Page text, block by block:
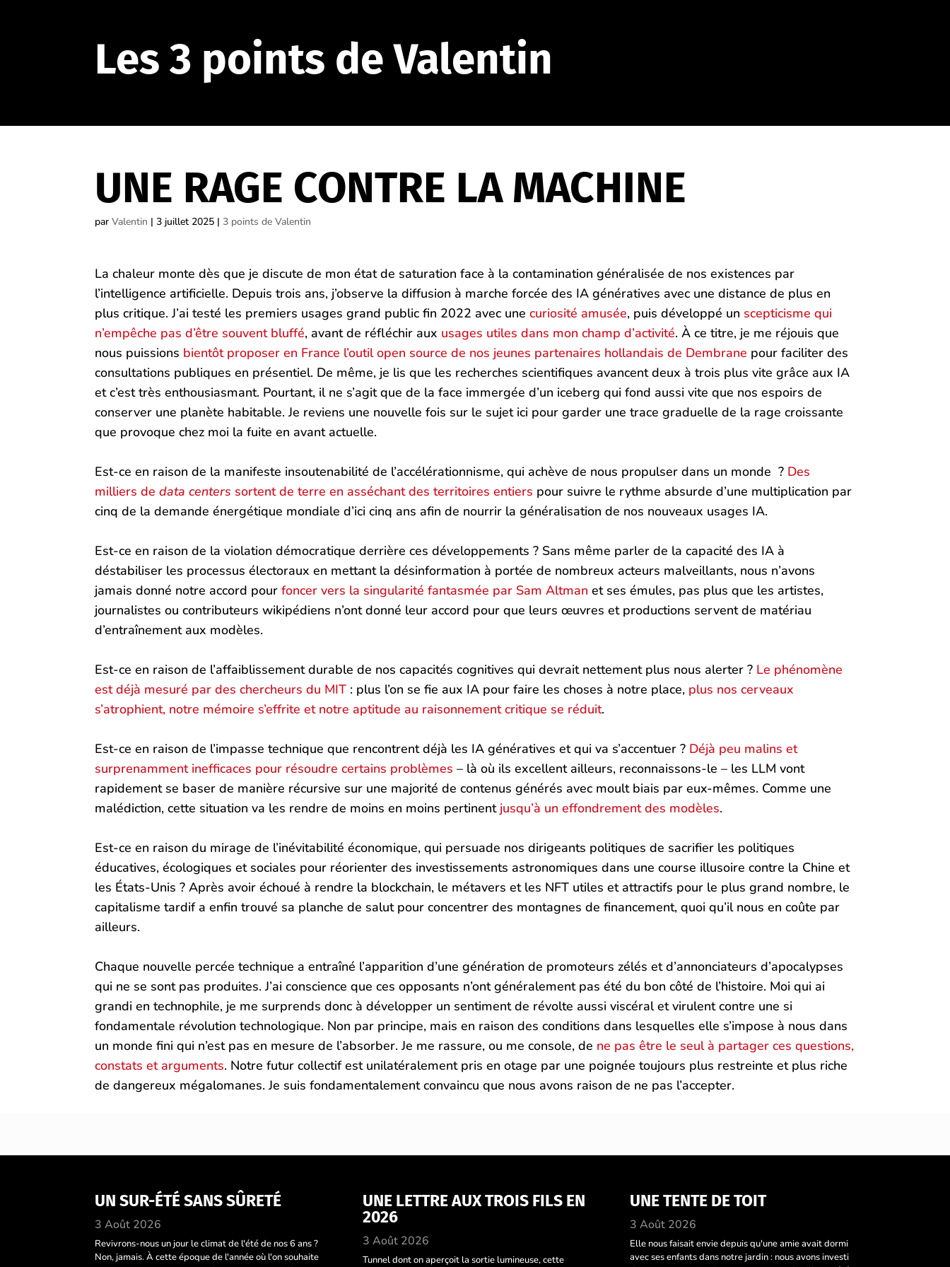
Les 3 points de Valentin
UNE RAGE CONTRE LA MACHINE
parValentin |3 juillet 2025 |3 points de Valentin
La chaleur monte dès que je discute de mon état de saturation face à la contamination généralisée de nos existences par
l’intelligence artificielle. Depuis trois ans, j’observe la diffusion à marche forcée des IA génératives avec une distance de plus en
plus critique. J’ai testé les premiers usages grand public fin 2022 avec unecuriosité amusée, puis développé un scepticisme qui
n’empêche pas d’être souvent bluffé, avant de réfléchir aux usages utiles dans mon champ d’activité. À ce titre, je me réjouis que
nous puissions bientôt proposer en France l’outil open source de nos jeunes partenaires hollandais de Dembrane pour faciliter des
consultations publiques en présentiel. De même, je lis que les recherches scientifiques avancent deux à trois plus vite grâce aux IA
et c’est très enthousiasmant. Pourtant, il ne s’agit que de la face immergée d’un iceberg qui fond aussi vite que nos espoirs de
conserver une planète habitable. Je reviens une nouvelle fois sur le sujet ici pour garder une trace graduelle de la rage croissante
que provoque chez moi la fuite en avant actuelle.
Est-ce en raison de la manifeste insoutenabilité de l’accélérationnisme, qui achève de nous propulser dans un monde ? Des
milliers dedata centers sortent de terre en asséchant des territoires entiers pour suivre le rythme absurde d’une multiplication par
cinq de la demande énergétique mondiale d’ici cinq ans afin de nourrir la généralisation de nos nouveaux usages IA.
Est-ce en raison de la violation démocratique derrière ces développements ? Sans même parler de la capacité des IA à
déstabiliser les processus électoraux en mettant la désinformation à portée de nombreux acteurs malveillants, nous n’avons
jamais donné notre accord pourfoncer vers la singularité fantasmée par Sam Altman et ses émules, pas plus que les artistes,
journalistes ou contributeurs wikipédiens n’ont donné leur accord pour que leurs œuvres et productions servent de matériau
d’entraînement aux modèles.
Est-ce en raison de l’affaiblissement durable de nos capacités cognitives qui devrait nettement plus nous alerter ? Le phénomène
est déjà mesuré par des chercheurs du MIT : plus l’on se fie aux IA pour faire les choses à notre place, plus nos cerveaux
s’atrophient, notre mémoire s’effrite et notre aptitude au raisonnement critique se réduit.
Est-ce en raison de l’impasse technique que rencontrent déjà les IA génératives et qui va s’accentuer ? Déjà peu malins et
surprenamment inefficaces pour résoudre certains problèmes – là où ils excellent ailleurs, reconnaissons-le – les LLM vont
rapidement se baser de manière récursive sur une majorité de contenus générés avec moult biais par eux-mêmes. Comme une
malédiction, cette situation va les rendre de moins en moins pertinent jusqu’à un effondrement des modèles.
Est-ce en raison du mirage de l’inévitabilité économique, qui persuade nos dirigeants politiques de sacrifier les politiques
éducatives, écologiques et sociales pour réorienter des investissements astronomiques dans une course illusoire contre la Chine et
les États-Unis ? Après avoir échoué à rendre la blockchain, le métavers et les NFT utiles et attractifs pour le plus grand nombre, le
capitalisme tardif a enfin trouvé sa planche de salut pour concentrer des montagnes de financement, quoi qu’il nous en coûte par
ailleurs.
Chaque nouvelle percée technique a entraîné l’apparition d’une génération de promoteurs zélés et d’annonciateurs d’apocalypses
qui ne se sont pas produites. J’ai conscience que ces opposants n’ont généralement pas été du bon côté de l’histoire. Moi qui ai
grandi en technophile, je me surprends donc à développer un sentiment de révolte aussi viscéral et virulent contre une si
fondamentale révolution technologique. Non par principe, mais en raison des conditions dans lesquelles elle s’impose à nous dans
un monde fini qui n’est pas en mesure de l’absorber. Je me rassure, ou me console, de ne pas être le seul à partager ces questions,
constats et arguments. Notre futur collectif est unilatéralement pris en otage par une poignée toujours plus restreinte et plus riche
de dangereux mégalomanes. Je suis fondamentalement convaincu que nous avons raison de ne pas l’accepter.
UN SUR-ÉTÉ SANS SÛRETÉ
3 Août 2026
Revivrons-nous un jour le climat de l'été de nos 6 ans ?
Non, jamais. À cette époque de l'année où l'on souhaite
UNE LETTRE AUX TROIS FILS EN
2026
3 Août 2026
Tunnel dont on aperçoit la sortie lumineuse, cette
UNE TENTE DE TOIT
3 Août 2026
Elle nous faisait envie depuis qu'une amie avait dormi
avec ses enfants dans notre jardin : nous avons investi